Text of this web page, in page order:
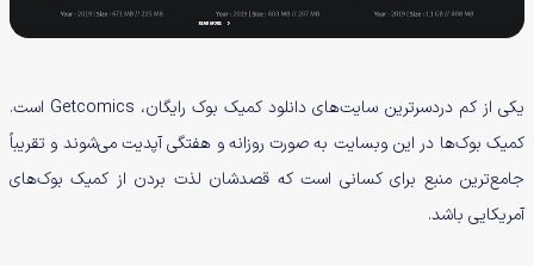
یکی از کم دردسرترین سایت‌های دانلود کمیک بوک رایگان، Getcomics است.
کمیک بوک‌ها در این وبسایت به صورت روزانه و هفتگی آپدیت می‌شوند و تقریباً
جامع‌ترین منبع برای کسانی است که قصدشان لذت بردن از کمیک بوک‌های
آمریکایی باشد.